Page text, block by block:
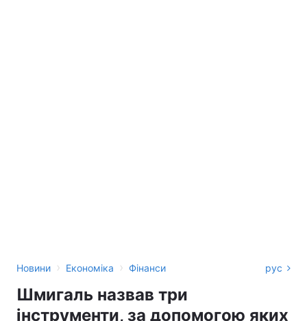
Новини › Економіка › Фінанси рус
Шмигаль назвав три
інструменти, за допомогою яких